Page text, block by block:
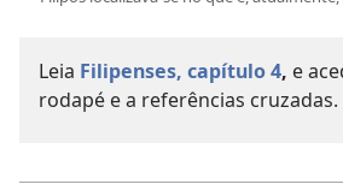
Leia Filipenses, capítulo 4, e
rodapé e a referências cruzadas.